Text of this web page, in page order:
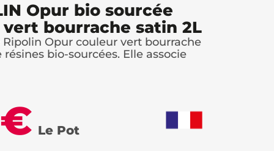
Opur bio sourcée
bourrache satin 2L
Opur couleur vert bourrache
bio-sourcées. Elle associe
Le Pot